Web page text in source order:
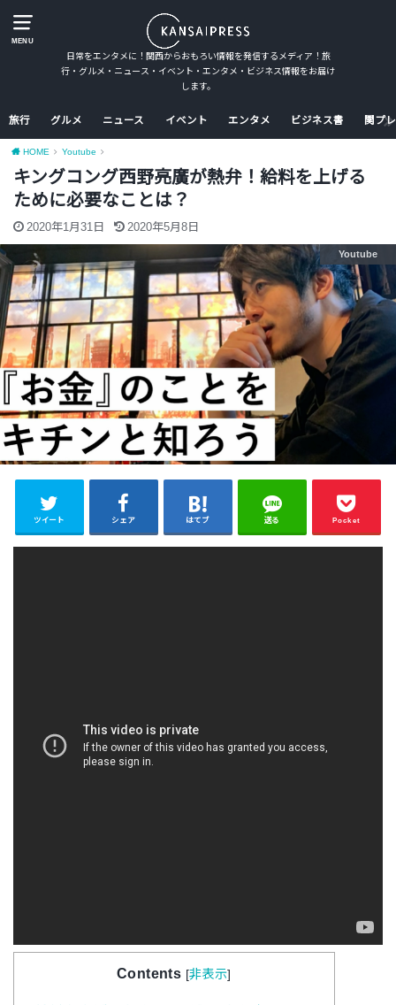
MENU
日常をエンタメに！関西からおもろい情報を発信するメディア！旅
行・グルメ・ニュース・イベント・エンタメ・ビジネス情報をお届け
します。
旅行 グルメ ニュース イベント エンタメ ビジネス書 関プ
HOME Youtube
キングコング西野亮廣が熱弁！給料を上げる
ために必要なことは？
2020年1月31日 2020年5月8日
Youtube
ツイート シェア はてブ 送る Pocket
Contents [非表示]